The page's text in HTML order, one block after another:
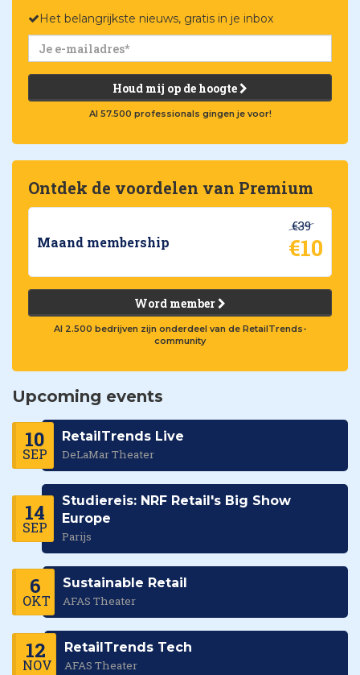
Het belangrijkste nieuws, gratis in je inbox
Houd mij op de hoogte
Al 57.500 professionals gingen je voor!
Ontdek de voordelen van Premium
Maand membership
€39
€10
Word member
Al 2.500 bedrijven zijn onderdeel van de RetailTrends-
community
Upcoming events
10
SEP
RetailTrends Live
DeLaMar Theater
14
SEP
Studiereis: NRF Retail's Big Show
Europe
Parijs
6
OKT
Sustainable Retail
AFAS Theater
12
NOV
RetailTrends Tech
AFAS Theater